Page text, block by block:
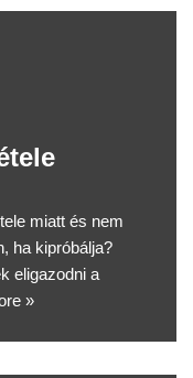
miatt és nem
ha kipróbálja?
eligazodni a
»